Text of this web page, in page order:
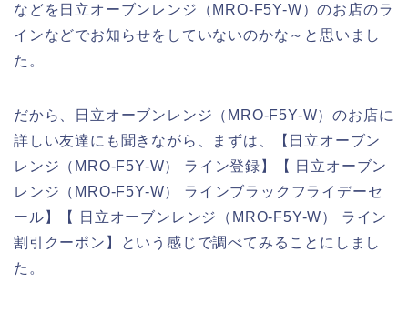
などを日立オーブンレンジ（MRO-F5Y-W）のお店のラ
インなどでお知らせをしていないのかな～と思いまし
た。
だから、日立オーブンレンジ（MRO-F5Y-W）のお店に
詳しい友達にも聞きながら、まずは、【日立オーブン
レンジ（MRO-F5Y-W） ライン登録】【 日立オーブン
レンジ（MRO-F5Y-W） ラインブラックフライデーセ
ール】【 日立オーブンレンジ（MRO-F5Y-W） ライン
割引クーポン】という感じで調べてみることにしまし
た。